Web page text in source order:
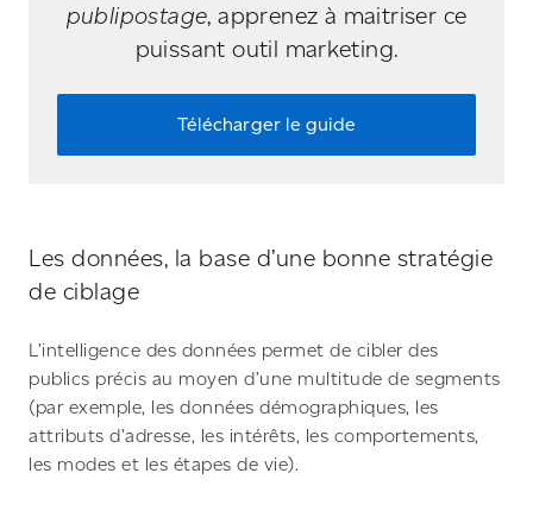
publipostage, apprenez à maitriser ce
puissant outil marketing.
Télécharger le guide
Les données, la base d’une bonne stratégie
de ciblage
L’intelligence des données permet de cibler des
publics précis au moyen d’une multitude de segments
(par exemple, les données démographiques, les
attributs d’adresse, les intérêts, les comportements,
les modes et les étapes de vie).